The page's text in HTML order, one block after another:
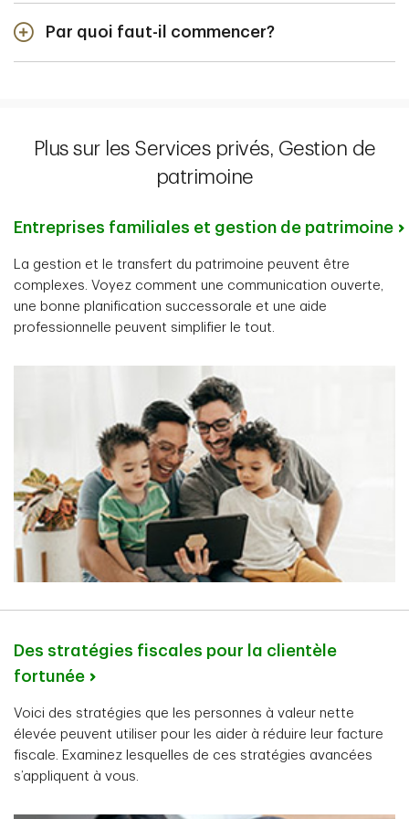
vous à avoir une conversation détaillée sur vos
Par quoi faut-il commencer?
Plus sur les Services privés, Gestion de
patrimoine
Entreprises familiales et gestion de patrimoine
La gestion et le transfert du patrimoine peuvent être
complexes. Voyez comment une communication ouverte,
une bonne planification successorale et une aide
professionnelle peuvent simplifier le tout.
Des stratégies fiscales pour la clientèle
fortunée
Voici des stratégies que les personnes à valeur nette
élevée peuvent utiliser pour les aider à réduire leur facture
fiscale. Examinez lesquelles de ces stratégies avancées
s’appliquent à vous.